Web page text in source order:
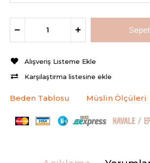
Alışveriş Listeme Ekle
Karşılaştırma listesine ekle
Beden Tablosu Müslin Ölçüleri